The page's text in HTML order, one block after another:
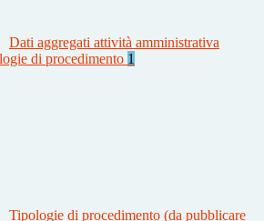
Dati aggregati attività amministrativa
di procedimento 1
Tipologie di procedimento (da pubblicare